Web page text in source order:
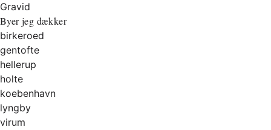
Gravid
Byer jeg dækker
birkeroed
gentofte
hellerup
holte
koebenhavn
lyngby
virum